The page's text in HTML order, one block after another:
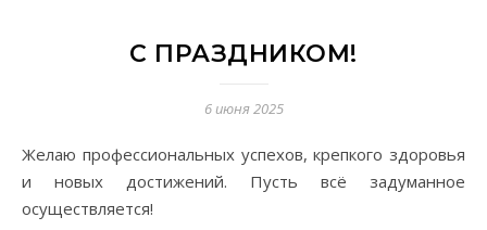
С ПРАЗДНИКОМ!
6 июня 2025
Желаю профессиональных успехов, крепкого здоровья
и новых достижений. Пусть всё задуманное
осуществляется!